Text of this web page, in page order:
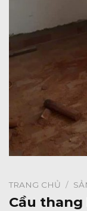
TRANG CHỦ /
Cầu thang